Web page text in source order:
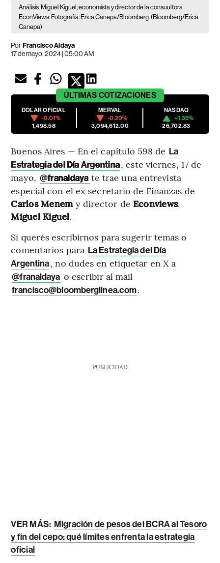
Análisis Miguel Kiguel, economista y director de la consuultora
EconViews. Fotografía: Erica Canepa/Bloomberg (Bloomberg/Erica
Canepa)
PorFrancisco Aldaya
17 de mayo, 2024 | 05:00 AM
ÚLTIMAS COTIZACIONES
DÓLAR OFICIAL
-0.01%
1,498.58
MERVAL
-0.20%
3,094,612.00
NASDAQ
+1.35%
26,702.83
Buenos Aires — En el capítulo 598 de La
Estrategia del Día Argentina, este viernes, 17 de
mayo, @franaldaya te trae una entrevista
especial con el ex secretario de Finanzas de
Carlos Menem y director de Econviews,
Miguel Kiguel.
Si querés escribirnos para sugerir temas o
comentarios para La Estrategia del Día
Argentina, no dudes en etiquetar en X a
@franaldaya o escribir al mail
francisco@bloomberglinea.com.
PUBLICIDAD
VER MÁS: Migración de pesos del BCRA al Tesoro
y fin del cepo: qué límites enfrenta la estrategia
oficial